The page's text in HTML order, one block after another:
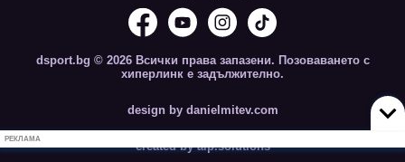
dsport.bg © 2026 Всички права запазени. Позоваването с
хиперлинк е задължително.
design by danielmitev.com
created by aip.solutions
РЕКЛАМА